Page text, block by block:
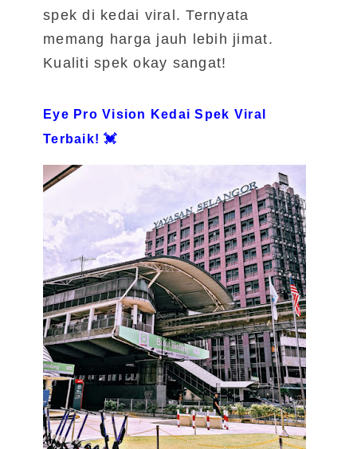
spek di kedai viral. Ternyata
memang harga jauh lebih jimat.
Kualiti spek okay sangat!
Eye Pro Vision Kedai Spek Viral
Terbaik! 💓